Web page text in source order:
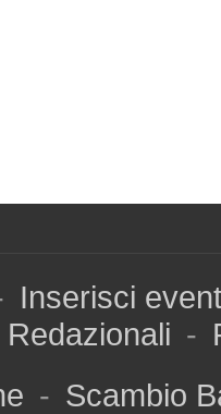
Inserisci
Redazionali -
- Scambio